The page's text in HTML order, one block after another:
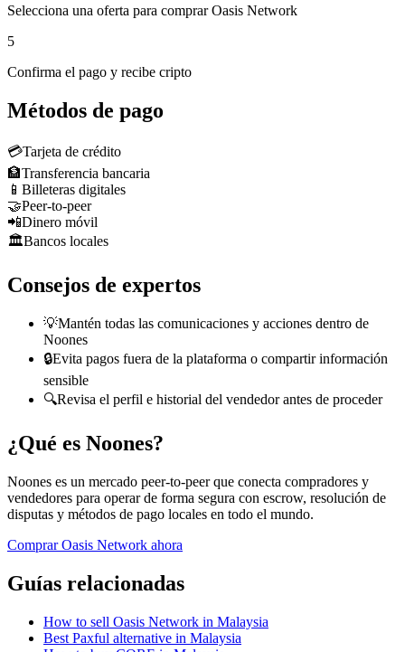
Selecciona una oferta para comprar Oasis Network
5
Confirma el pago y recibe cripto
Métodos de pago
💳Tarjeta de crédito
🏦Transferencia bancaria
📱 Billeteras digitales
🤝Peer-to-peer
📲Dinero móvil
🏛️Bancos locales
Consejos de expertos
💡Mantén todas las comunicaciones y acciones dentro de
Noones
🔒Evita pagos fuera de la plataforma o compartir información
sensible
🔍Revisa el perfil e historial del vendedor antes de proceder
¿Qué es Noones?
Noones es un mercado peer-to-peer que conecta compradores y
vendedores para operar de forma segura con escrow, resolución de
disputas y métodos de pago locales en todo el mundo.
Comprar Oasis Network ahora
Guías relacionadas
How to sell Oasis Network in Malaysia
Best Paxful alternative in Malaysia